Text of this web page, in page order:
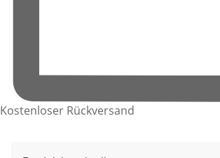
Kostenloser Rückversand